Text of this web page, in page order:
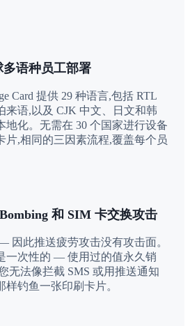
语种员工部署
Card 提供 29 种语言,包括 RTL
来语,以及 CJK 中文、日文和韩
地化。无需在 30 个国家进行设备
片,相同的三因素流程,覆盖每个员
和 SIM 卡交换攻击
因此推送疲劳攻击没有攻击面。
一次性的 — 使用过的值永久销
无法像拦截 SMS 或用推送通知
样钓鱼一张印刷卡片。